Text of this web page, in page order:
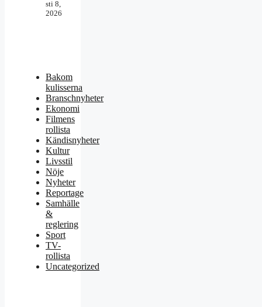
sti 8,
2026
Bakom
kulisserna
Branschnyheter
Ekonomi
Filmens
rollista
Kändisnyheter
Kultur
Livsstil
Nöje
Nyheter
Reportage
Samhälle
&
reglering
Sport
TV-
rollista
Uncategorized